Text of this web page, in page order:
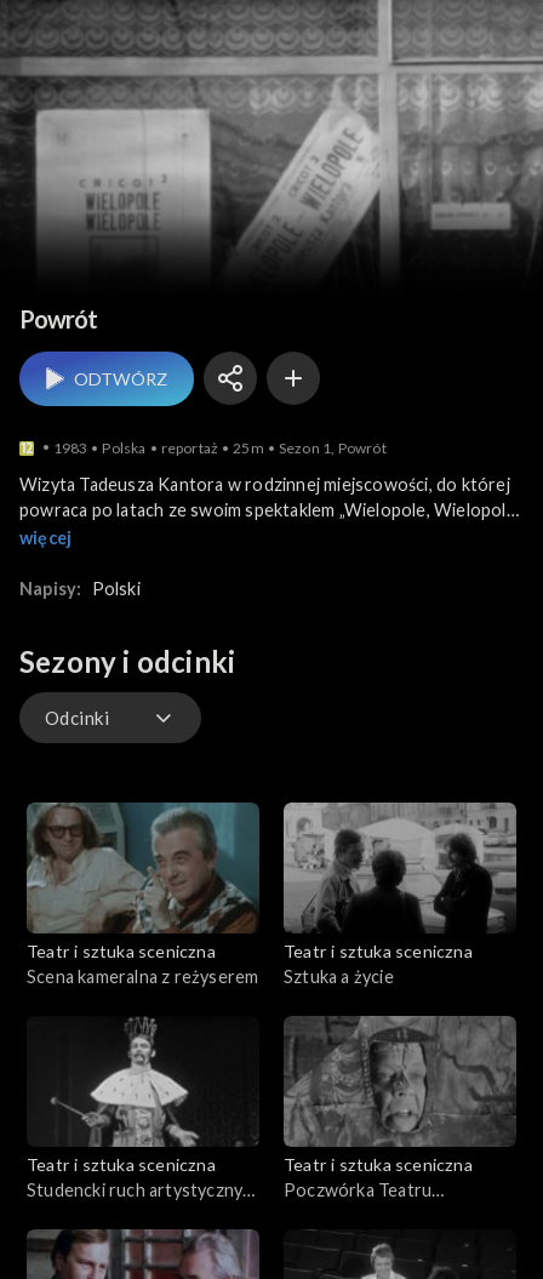
Teatr i sztuka sceniczna
Powrót
ODTWÓRZ
1983 Polska reportaż 25m Sezon 1, Powrót
Wizyta Tadeusza Kantora w rodzinnej miejscowości, do której
powraca po latach ze swoim spektaklem „Wielopole, Wielopole”.
W przedstawieniu tym artysta przywołuje m. in. swoje
mieszkańców na wieść o wizycie sławnego artysty,
artysty po rodzinnej wsi oraz fragmenty przedstawienia z
udziałem miejscowej publiczności składają się na film
Krzysztofa Miklaszewskiego.
więcej
Napisy: Polski
Sezony i odcinki
Odcinki
Teatr i sztuka sceniczna
Scena kameralna z reżyserem
Teatr i sztuka sceniczna
Sztuka a życie
Teatr i sztuka sceniczna
Studencki ruch artystyczny
Teatr i sztuka sceniczna
Poczwórka Teatru